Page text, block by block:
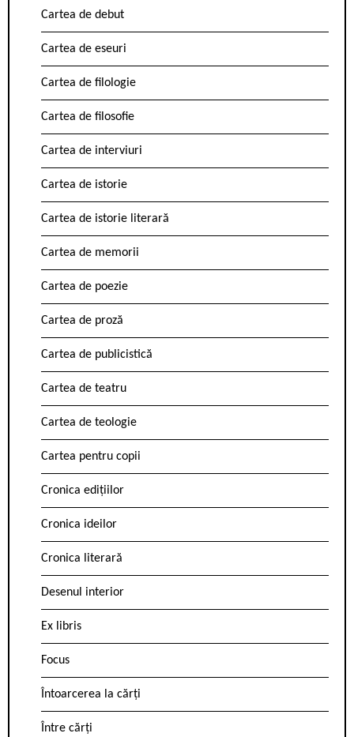
Cartea de debut
Cartea de eseuri
Cartea de filologie
Cartea de filosofie
Cartea de interviuri
Cartea de istorie
Cartea de istorie literară
Cartea de memorii
Cartea de poezie
Cartea de proză
Cartea de publicistică
Cartea de teatru
Cartea de teologie
Cartea pentru copii
Cronica edițiilor
Cronica ideilor
Cronica literară
Desenul interior
Ex libris
Focus
Întoarcerea la cărți
Între cărți